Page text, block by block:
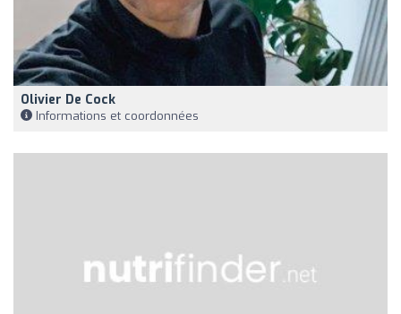
Olivier De Cock
Informations et coordonnées